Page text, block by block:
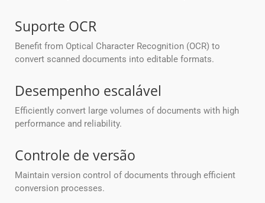
Suporte OCR
Benefit from Optical Character Recognition (OCR) to
convert scanned documents into editable formats.
Desempenho escalável
Efficiently convert large volumes of documents with high
performance and reliability.
Controle de versão
Maintain version control of documents through efficient
conversion processes.